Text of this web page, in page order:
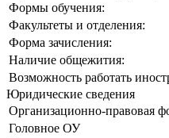
Формы обучения:
Факультеты и отделения:
Форма зачисления:
Наличие общежития:
Возможность работать
Юридические сведения
Организационно-правовая
Головное ОУ